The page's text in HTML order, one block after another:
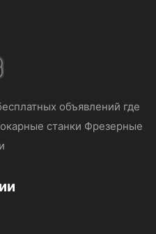
объявлений где
станки Фрезерные